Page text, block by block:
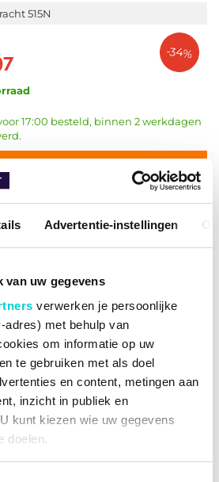
Advertentie-instellingen
van uw gegevens
verwerken je persoonlijke
adres) met behulp van
om informatie op uw
te gebruiken met als doel
en content, metingen aan
inzicht in publiek en
kunt kiezen wie uw gegevens
doelen.
515N
-34%
17:00 besteld, binnen 2 werkdagen
Marelli 430719014600
310N
-45%